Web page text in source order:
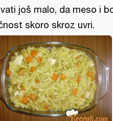
još malo, da meso i
skoro skroz uvri.